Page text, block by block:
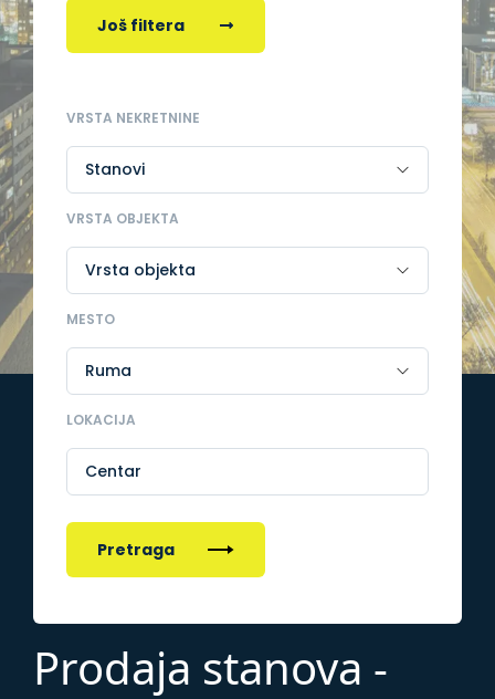
Još filtera
VRSTA NEKRETNINE
VRSTA OBJEKTA
MESTO
LOKACIJA
Centar
Pretraga
Prodaja stanova -